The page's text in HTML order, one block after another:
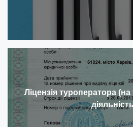
Ліцензія туроператора